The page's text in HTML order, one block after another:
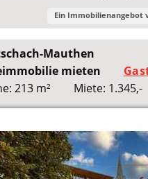
Ein Immobilienangebot
Mauthen
mieten
213 m²
Miete: 1.345,-